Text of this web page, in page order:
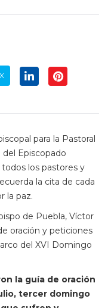
para la Pastoral
del Episcopado
los pastores y
la cita de cada
la paz.
de Puebla, Víctor
oración y peticiones
del XVI Domingo
la guía de oración
tercer domingo